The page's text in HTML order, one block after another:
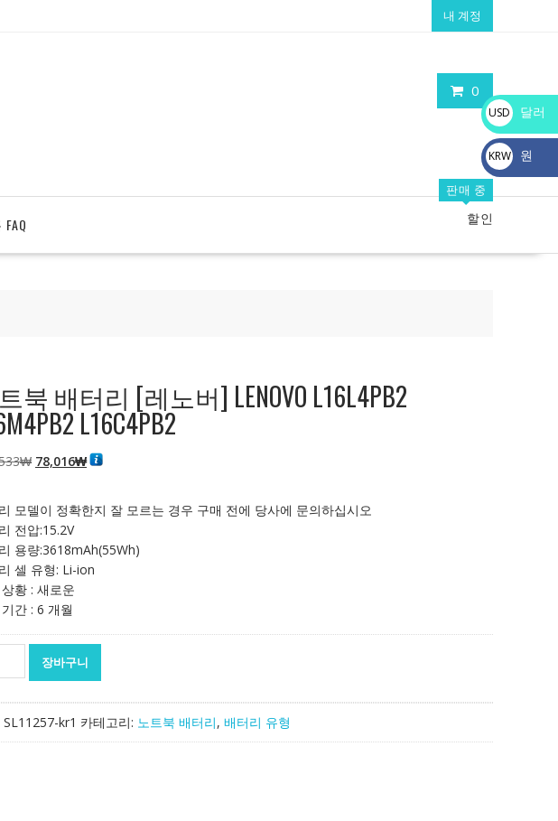
내 계정
0
판매 중
할인
북 배터리 [레노버] LENOVO L16L4PB2
L16C4PB2
₩ 원
격:
132,533₩
78,016₩현
격:
모델이 정확한지 잘 모르는 경우 구매 전에 당사에 문의하십시오
전압:15.2V
용량:3618mAh(55Wh)
셀 유형: Li-ion
황 : 새로운
간 : 6 개월
장바구니
SL11257-kr1 카테고리: 노트북 배터리, 배터리 유형
USD
$
달러
KRW
₩
원